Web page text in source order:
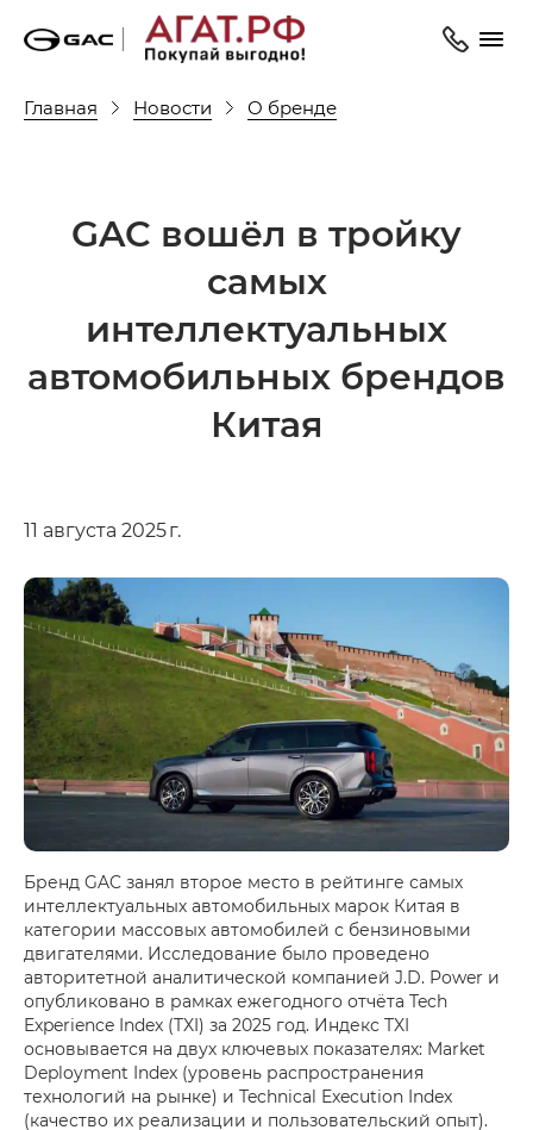
Главная Новости О бренде
GAC вошёл в тройку
самых
интеллектуальных
автомобильных брендов
Китая
11 августа 2025 г.
Бренд GAC занял второе место в рейтинге самых
интеллектуальных автомобильных марок Китая в
категории массовых автомобилей с бензиновыми
двигателями. Исследование было проведено
авторитетной аналитической компанией J.D. Power и
опубликовано в рамках ежегодного отчёта Tech
Experience Index (TXI) за 2025 год. Индекс TXI
основывается на двух ключевых показателях: Market
Deployment Index (уровень распространения
технологий на рынке) и Technical Execution Index
(качество их реализации и пользовательский опыт).